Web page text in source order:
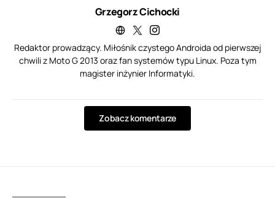
Grzegorz Cichocki
Redaktor prowadzący. Miłośnik czystego Androida od pierwszej
chwili z Moto G 2013 oraz fan systemów typu Linux. Poza tym
magister inżynier Informatyki.
Zobacz komentarze